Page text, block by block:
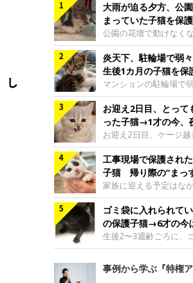
し
大雨が迫る夕方、公
まっていた子猫を保
と“姉妹”のような関
公園の花壇で動けなく
猫。家族に迎えられて
の間には深い絆が育ま
当時のティダちゃん。
@muumuu62197189
X（旧Twitter）ユーザー
@muumuu62197189
ちゃん（取材時6才）
ちらは、生後3カ月ごろ
飼い主さんが出会った
なると予報されていた
壇で動けずにいた子猫
ィダちゃん。
さんは、公園の
炎天下、駐輪場で弱
生後1カ月の子猫を
肉質でツンデレなコ
マンションの駐輪場で
た、生後1カ月ほどの
れてから1年、体も行
した。炎天下の駐輪場
子猫保護当時のモモち
紹介するのは、X（旧
@Kingponzuさんの愛
材時1才）の成長記録で
モちゃんが生後1カ月
枚。飼い主さんの自宅
で鳴いていたところを
です。子猫時代のモモ
@Kingponzuその日は
お迎え2日目、とって
った子猫→1才の今、
ドになるコに成長！
お迎え2日目、ケージ越
り”する姿を見せてい
今も見せる愛らしい姿
お迎え2日目、ケージ越
ももちゃん“おしゃべり
@poocoonyan紹介す
ユーザー
ちゃん（取材時1才／マ
こちらの動画は、もも
を過ぎたころ、お迎え
ため、当時はケージの
工事現場で保護され
子猫 帰り際の“まっ
れられず、家族の一
家族に迎える予定はな
帰り際に見せた姿が、
りました。保護当時の
@shibainu_rintaro紹介
Instagramユーザー
んの愛猫・夏目（なつ
3才）。工事現場で親猫
れ、保護された当時は
ゴミ袋に入れられて
の保護子猫→6才の今
に！ 美しい黒猫に
とくる
生後2〜3週齢ごろに、
った小さな命。ミルク
子猫は今、家族に欠か
しました。ゴミ袋の中
事例から学ぶ『特権